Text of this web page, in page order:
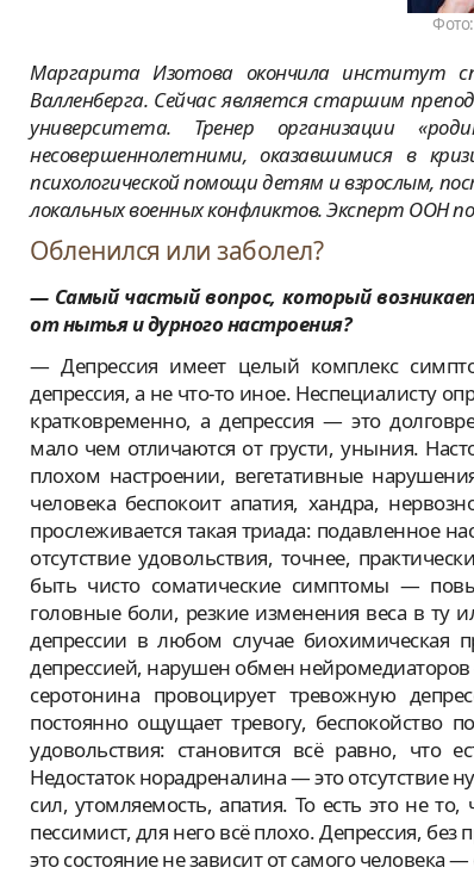
Маргарита Изотова окончила институт
Валленберга. Сейчас является старшим
университета. Тренер организации
несовершеннолетними, оказавшимися в
психологической помощи детям и взрослым,
локальных военных конфликтов. Эксперт ООН
Обленился или заболел?
— Самый частый вопрос, который
от нытья и дурного настроения?
— Депрессия имеет целый комплекс
депрессия, а не что-то иное. Неспециалисту
кратковременно, а депрессия — это
мало чем отличаются от грусти, уныния.
плохом настроении, вегетативные
человека беспокоит апатия, хандра,
прослеживается такая триада: подавленное
отсутствие удовольствия, точнее,
быть чисто соматические симптомы —
головные боли, резкие изменения веса в ту
депрессии в любом случае биохимическая
депрессией, нарушен обмен
серотонина провоцирует тревожную
постоянно ощущает тревогу, беспокойство
удовольствия: становится всё равно, что
Недостаток норадреналина — это отсутствие
сил, утомляемость, апатия. То есть это не
пессимист, для него всё плохо. Депрессия,
это состояние не зависит от самого